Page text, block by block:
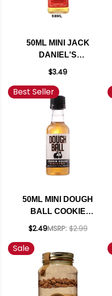
50ML MINI JACK
DANIEL'S
TENNESSEE FIRE
$3.49
Best Seller
50ML MINI DOUGH
BALL COOKIE
DOUGH WHISKEY
$2.49MSRP: $2.99
Sale